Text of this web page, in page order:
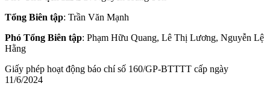
Tổng Biên tập: Trần Văn Mạnh
Phó Tổng Biên tập: Phạm Hữu Quang, Lê Thị Lương, Nguyễn Lệ
Hằng
Giấy phép hoạt động báo chí số 160/GP-BTTTT cấp ngày
11/6/2024